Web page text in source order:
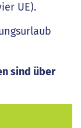
UE).
sind über